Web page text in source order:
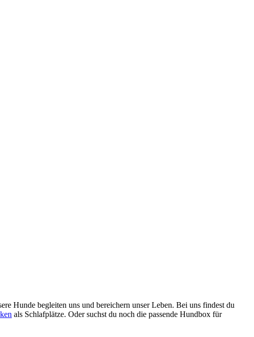
Hunde begleiten uns und bereichern unser Leben. Bei uns findest du
als Schlafplätze. Oder suchst du noch die passende Hundbox für